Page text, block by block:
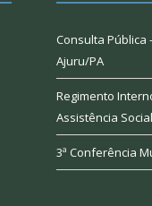
Consulta Pública
Ajuru/PA
Regimento
Assistência
3ª Conferência